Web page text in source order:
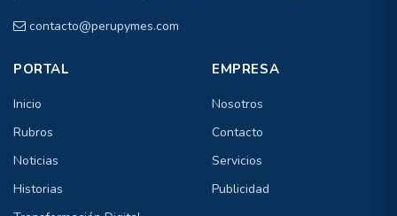
contacto@perupymes.com
PORTAL
Inicio
Rubros
Noticias
Historias
EMPRESA
Nosotros
Contacto
Servicios
Publicidad